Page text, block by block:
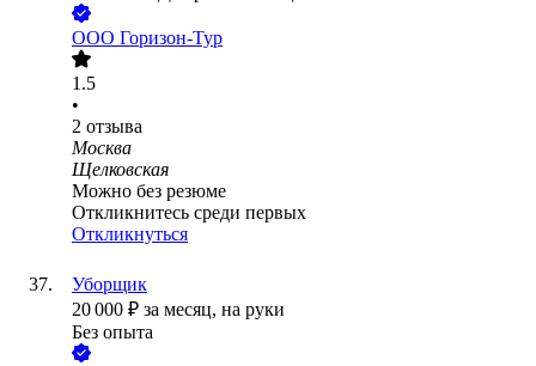
ООО Горизон-Тур
1.5
•
2 отзыва
Москва
Щелковская
Можно без резюме
Откликнитесь среди первых
Откликнуться
Уборщик
20 000 ₽ за месяц, на руки
Без опыта